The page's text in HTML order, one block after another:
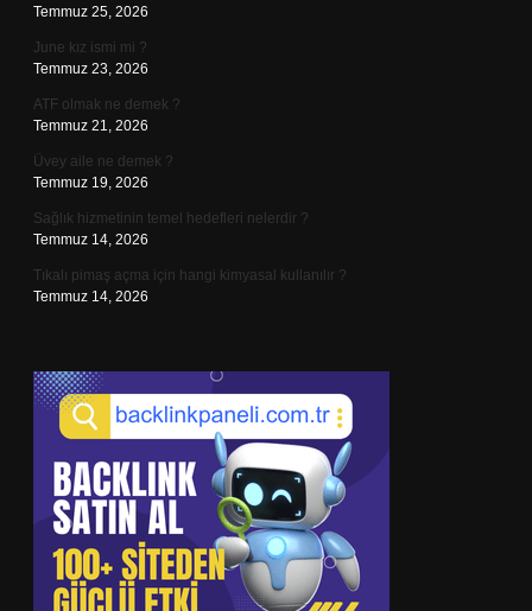
Temmuz 25, 2026
June kız ismi mi ?
Temmuz 23, 2026
ATF olmak ne demek ?
Temmuz 21, 2026
Üvey aile ne demek ?
Temmuz 19, 2026
Sağlık hizmetinin temel hedefleri nelerdir ?
Temmuz 14, 2026
Tıkalı pimaş açma için hangi kimyasal kullanılır ?
Temmuz 14, 2026